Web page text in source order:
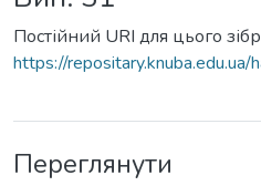
Постійний URI для цього
https://
Переглянути